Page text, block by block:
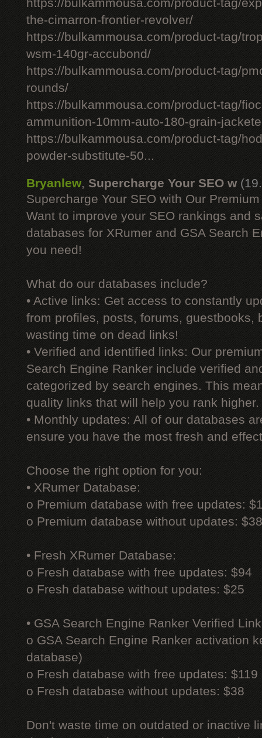
https://bulkammousa.com/product-tag/
the-cimarron-frontier-revolver/
https://bulkammousa.com/product-tag/
wsm-140gr-accubond/
https://bulkammousa.com/product-tag/
rounds/
https://bulkammousa.com/product-tag/
ammunition-10mm-auto-180-grain-
https://bulkammousa.com/product-tag/
powder-substitute-50...
Bryanlew, Supercharge Your SEO w
Supercharge Your SEO with Our
Want to improve your SEO rankings and
databases for XRumer and GSA Search
you need!
What do our databases include?
• Active links: Get access to constantly
from profiles, posts, forums, guestbooks,
wasting time on dead links!
• Verified and identified links: Our
Search Engine Ranker include verified
categorized by search engines. This
quality links that will help you rank higher.
• Monthly updates: All of our databases
ensure you have the most fresh and
Choose the right option for you:
• XRumer Database:
o Premium database with free updates:
o Premium database without updates: $38
• Fresh XRumer Database:
o Fresh database with free updates: $94
o Fresh database without updates: $25
• GSA Search Engine Ranker Verified
o GSA Search Engine Ranker activation
database)
o Fresh database with free updates: $119
o Fresh database without updates: $38
Don't waste time on outdated or inactive